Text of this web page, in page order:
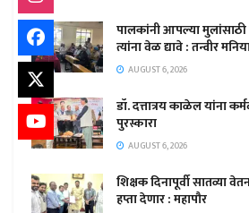
पालकांनी आपल्या
त्यांना वेळ द्यावे : तन्वीर
AUGUST 6, 2026
डॉ. दत्तात्रय काळेल यांना
पुरस्कारा
AUGUST 6, 2026
शिक्षक दिनापूर्वी सातव्या
हप्ता देणार : महापौर